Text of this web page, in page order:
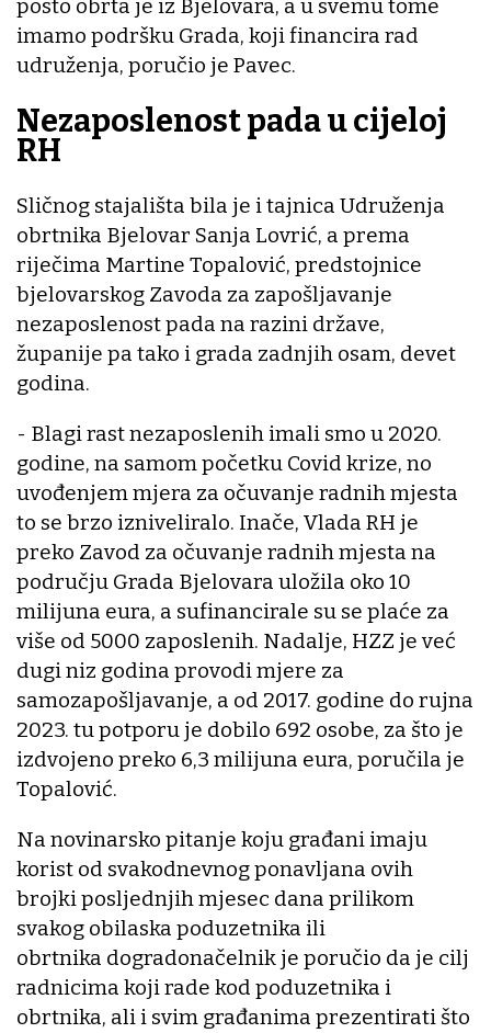
posto obrta je iz Bjelovara, a u svemu tome
imamo podršku Grada, koji financira rad
udruženja, poručio je Pavec.
Nezaposlenost pada u cijeloj
RH
Sličnog stajališta bila je i tajnica Udruženja
obrtnika Bjelovar Sanja Lovrić, a prema
riječima Martine Topalović, predstojnice
bjelovarskog Zavoda za zapošljavanje
nezaposlenost pada na razini države,
županije pa tako i grada zadnjih osam, devet
godina.
- Blagi rast nezaposlenih imali smo u 2020.
godine, na samom početku Covid krize, no
uvođenjem mjera za očuvanje radnih mjesta
to se brzo izniveliralo. Inače, Vlada RH je
preko Zavod za očuvanje radnih mjesta na
području Grada Bjelovara uložila oko 10
milijuna eura, a sufinancirale su se plaće za
više od 5000 zaposlenih. Nadalje, HZZ je već
dugi niz godina provodi mjere za
samozapošljavanje, a od 2017. godine do rujna
2023. tu potporu je dobilo 692 osobe, za što je
izdvojeno preko 6,3 milijuna eura, poručila je
Topalović.
Na novinarsko pitanje koju građani imaju
korist od svakodnevnog ponavljana ovih
brojki posljednjih mjesec dana prilikom
svakog obilaska poduzetnika ili
obrtnika dogradonačelnik je poručio da je cilj
radnicima koji rade kod poduzetnika i
obrtnika, ali i svim građanima prezentirati što